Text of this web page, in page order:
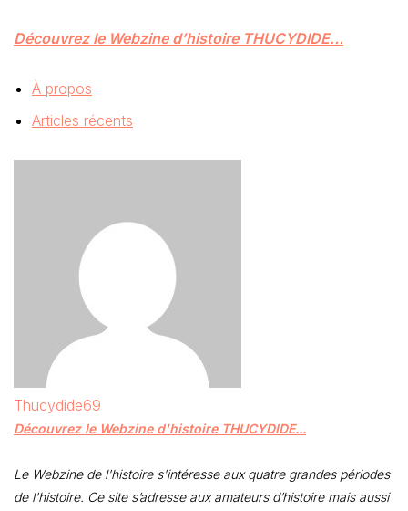
Découvrez le Webzine d’histoire THUCYDIDE…
À propos
Articles récents
Thucydide69
Découvrez le Webzine d'histoire THUCYDIDE...
Le Webzine de l'histoire s'intéresse aux quatre grandes périodes
de l'histoire. Ce site s’adresse aux amateurs d’histoire mais aussi